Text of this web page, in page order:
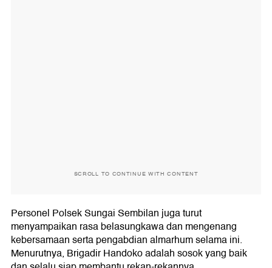
SCROLL TO CONTINUE WITH CONTENT
Personel Polsek Sungai Sembilan juga turut
menyampaikan rasa belasungkawa dan mengenang
kebersamaan serta pengabdian almarhum selama ini.
Menurutnya, Brigadir Handoko adalah sosok yang baik